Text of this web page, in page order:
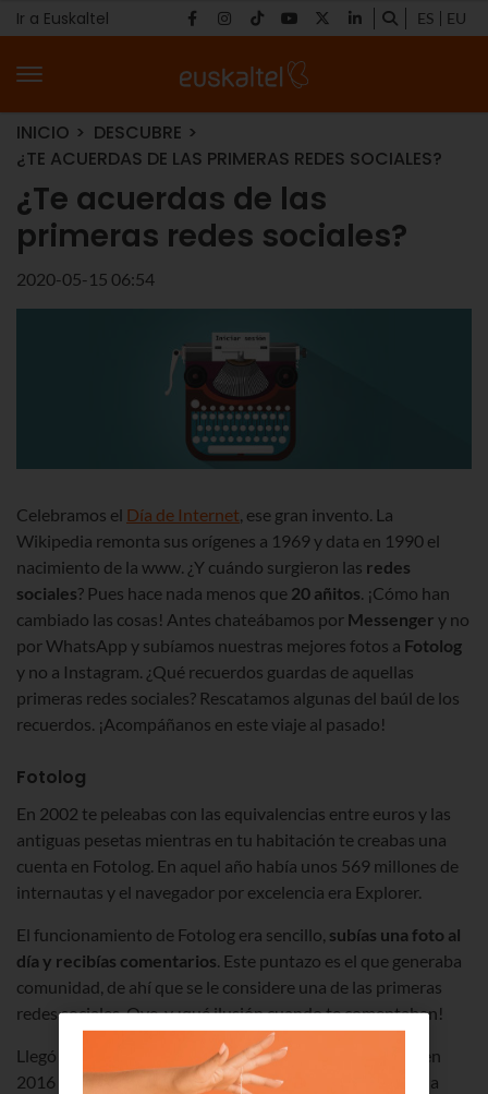
Ir a Euskaltel ES EU
INICIO
DESCUBRE
¿TE ACUERDAS DE LAS PRIMERAS REDES SOCIALES?
¿Te acuerdas de las
primeras redes sociales?
2020-05-15 06:54
Celebramos el Día de Internet, ese gran invento. La
Wikipedia remonta sus orígenes a 1969 y data en 1990 el
nacimiento de la www. ¿Y cuándo surgieron las redes
sociales? Pues hace nada menos que 20 añitos. ¡Cómo han
cambiado las cosas! Antes chateábamos por Messenger y no
por WhatsApp y subíamos nuestras mejores fotos a Fotolog
y no a Instagram. ¿Qué recuerdos guardas de aquellas
primeras redes sociales? Rescatamos algunas del baúl de los
recuerdos. ¡Acompáñanos en este viaje al pasado!
Fotolog
En 2002 te peleabas con las equivalencias entre euros y las
antiguas pesetas mientras en tu habitación te creabas una
cuenta en Fotolog. En aquel año había unos 569 millones de
internautas y el navegador por excelencia era Explorer.
El funcionamiento de Fotolog era sencillo, subías una foto al
día y recibías comentarios. Este puntazo es el que generaba
comunidad, de ahí que se le considere una de las primeras
redes sociales. Oye, y ¡qué ilusión cuando te comentaban!
Llegó a tener 18 millones de cuentas, que tras su cierre en
2016 cayeron en el olvido. Aunque no del todo, porque la